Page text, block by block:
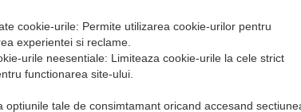
cookie-urile: Permite utilizarea cookie-urilor pentru
experientei si reclame.
urile neesentiale: Limiteaza cookie-urile la cele strict
functionarea site-ului.
optiunile tale de consimtamant oricand accesand